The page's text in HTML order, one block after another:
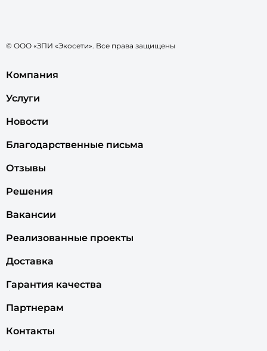
© ООО «ЗПИ «Экосети». Все права защищены
Компания
Услуги
Новости
Благодарственные письма
Отзывы
Решения
Вакансии
Реализованные проекты
Доставка
Гарантия качества
Партнерам
Контакты